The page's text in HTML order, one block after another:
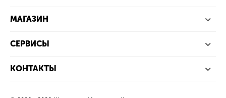
МАГАЗИН
СЕРВИСЫ
КОНТАКТЫ